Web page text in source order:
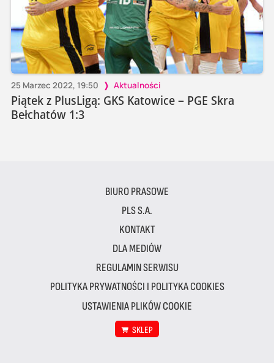
25 Marzec 2022, 19:50 Aktualności
Piątek z PlusLigą: GKS Katowice – PGE Skra
Bełchatów 1:3
BIURO PRASOWE
PLS S.A.
KONTAKT
DLA MEDIÓW
REGULAMIN SERWISU
POLITYKA PRYWATNOŚCI I POLITYKA COOKIES
USTAWIENIA PLIKÓW COOKIE
SKLEP